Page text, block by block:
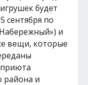
будет
сентября по
и
вещи, которые
района и